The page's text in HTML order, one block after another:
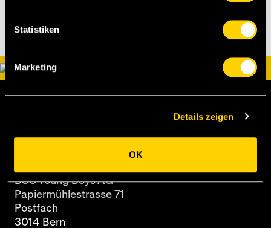
Statistiken
Marketing
Details zeigen
OK
BSC Young Boys AG
Papiermühlestrasse 71
Postfach
3014 Bern